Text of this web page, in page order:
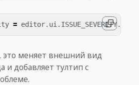
= editor. ui. ISSUE_SEVERITY .
это меняет внешний вид
и добавляет тултип с